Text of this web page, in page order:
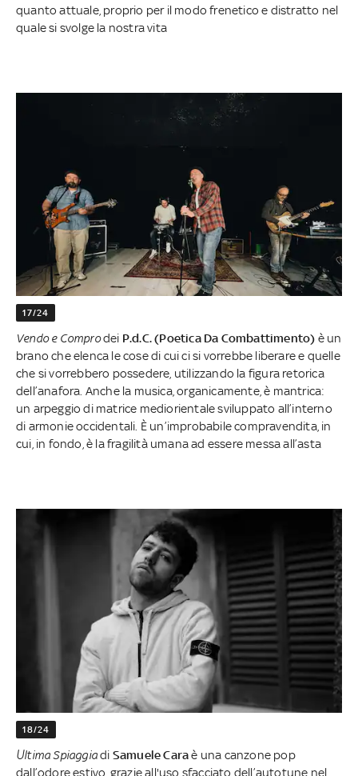
quanto attuale, proprio per il modo frenetico e distratto nel
quale si svolge la nostra vita
17/24
Vendo e Comprodei P.d.C. (Poetica Da Combattimento) è un
brano che elenca le cose di cui ci si vorrebbe liberare e quelle
che si vorrebbero possedere, utilizzando la figura retorica
dell’anafora. Anche la musica, organicamente, è mantrica:
un arpeggio di matrice mediorientale sviluppato all’interno
di armonie occidentali. È un’improbabile compravendita, in
cui, in fondo, è la fragilità umana ad essere messa all’asta
18/24
Ultima Spiaggiadi Samuele Caraè una canzone pop
dall’odore estivo, grazie all'uso sfacciato dell’autotune nel